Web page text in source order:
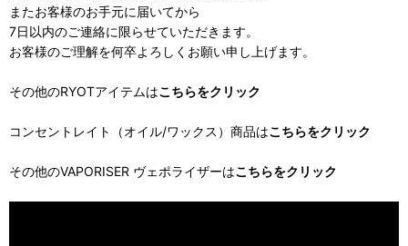
またお客様のお手元に届いてから
7日以内のご連絡に限らせていただきます。
お客様のご理解を何卒よろしくお願い申し上げます。
その他のRYOTアイテムはこちらをクリック
コンセントレイト（オイル/ワックス）商品はこちらをクリック
その他のVAPORISER ヴェポライザーはこちらをクリック